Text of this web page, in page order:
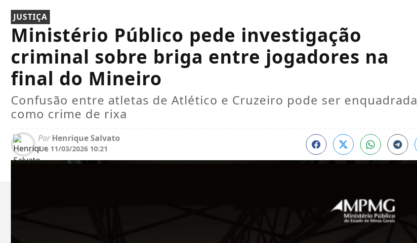
JUSTIÇA
Ministério Público pede investigação
criminal sobre briga entre jogadores na
final do Mineiro
Confusão entre atletas de Atlético e Cruzeiro pode ser enquadrada
como crime de rixa
PorHenrique Salvato
Em 11/03/2026 10:21